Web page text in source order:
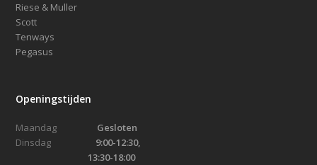
Riese & Muller
Scott
Tenways
Pegasus
Openingstijden
Maandag Gesloten
Dinsdag 9:00-12:30,
13:30-18:00